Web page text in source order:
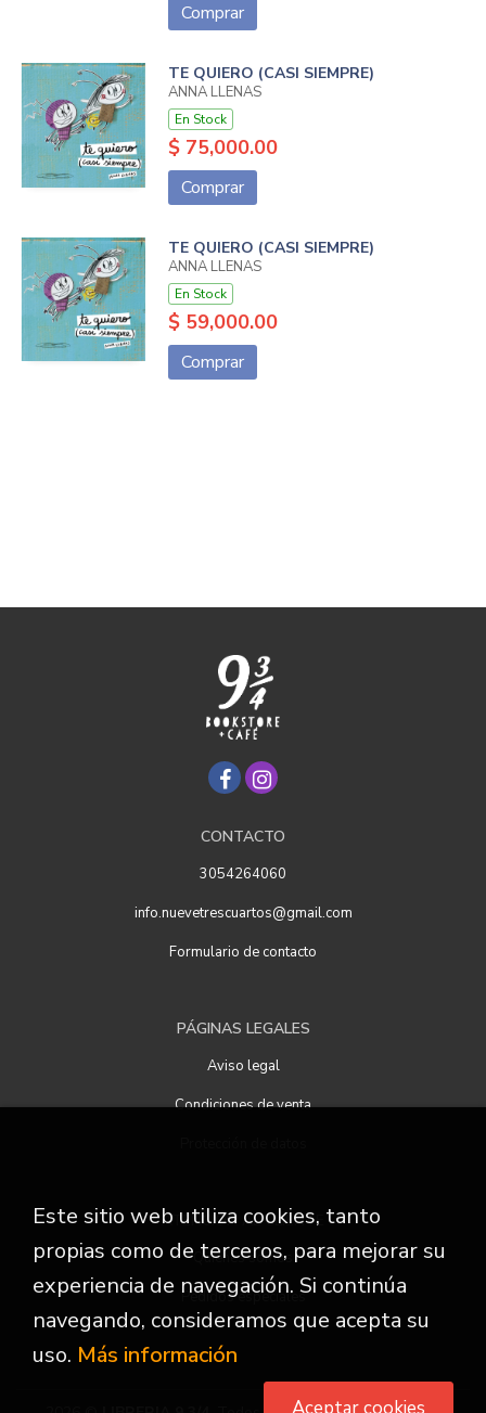
Comprar
TE QUIERO (CASI SIEMPRE)
ANNA LLENAS
En Stock
$ 75,000.00
Comprar
TE QUIERO (CASI SIEMPRE)
ANNA LLENAS
En Stock
$ 59,000.00
Comprar
CONTACTO
3054264060
info.nuevetrescuartos@gmail.com
Formulario de contacto
PÁGINAS LEGALES
Aviso legal
Condiciones de venta
ATENCIÓN AL CLIENTE
Quiénes somos
Pedidos especiales
Este sitio web utiliza cookies, tanto
propias como de terceros, para mejorar su
experiencia de navegación. Si continúa
navegando, consideramos que acepta su
uso. Más información